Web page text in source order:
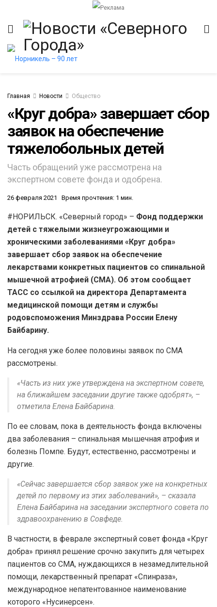
Главная Новости Общество
«Круг добра» завершает сбор
заявок на обеспечение
тяжелобольных детей
Часть обращений уже рассмотрена на
экспертном совете фонда и одобрена.
26 февраля 2021 Время прочтения: 1 мин.
#НОРИЛЬСК. «Северный город» – Фонд поддержки
детей с тяжелыми жизнеугрожающими и
хроническими заболеваниями «Круг добра»
завершает сбор заявок на обеспечение
лекарствами конкретных пациентов со спинальной
мышечной атрофией (СМА). Об этом сообщает
ТАСС со ссылкой на директора Департамента
медицинской помощи детям и службы
родовспоможения Минздрава России Елену
Байбарину.
На сегодня уже более половины заявок по СМА
рассмотрены.
«Часть из них уже утверждена на экспертном совете,
на ближайшем заседании другие также одобрят», –
отметила Елена Байбарина.
По ее словам, пока в деятельность фонда включены
два заболевания – спинальная мышечная атрофия и
болезнь Помпе. Будут, естественно, рассмотрены и
другие.
«Сейчас завершается сбор заявок уже на конкретных
детей по первому из этих заболеваний», – сказала
Елена Байбарина на заседании экспертного совета по
здравоохранению в Совфеде.
В частности, в феврале экспертный совет фонда «Круг
добра» принял решение срочно закупить для четырех
пациентов со СМА, нуждающихся в незамедлительной
помощи, лекарственный препарат «Спинраза»,
международное непатентованное наименование
которого «Нусинерсен».